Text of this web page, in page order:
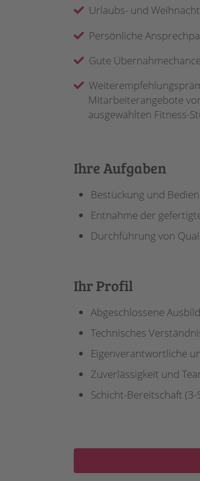
Ihre Aufgaben
Bestückung und
Entnahme der
Durchführung von
Ihr Profil
Abgeschlossene
Technisches
Eigenverantwortliche
Zuverlässigkeit und
Schicht-Bereitschaft (3-
Urlaubs- und
Persönliche
Gute
Mitarbeiterangebote
ausgewählten Fitness-